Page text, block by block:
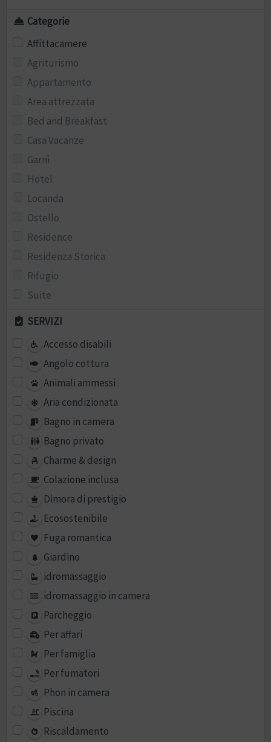
Categorie
Affittacamere
Agriturismo
Appartamento
Area attrezzata
Bed and Breakfast
Casa Vacanze
Garnì
Hotel
Locanda
Ostello
Residence
Residenza Storica
Rifugio
Suite
SERVIZI
Accesso disabili
Angolo cottura
Animali ammessi
Aria condizionata
Bagno in camera
Bagno privato
Charme & design
Colazione inclusa
Dimora di prestigio
Ecosostenibile
Fuga romantica
Giardino
idromassaggio
idromassaggio in camera
Parcheggio
Per affari
Per famiglia
Per fumatori
Phon in camera
Piscina
Riscaldamento